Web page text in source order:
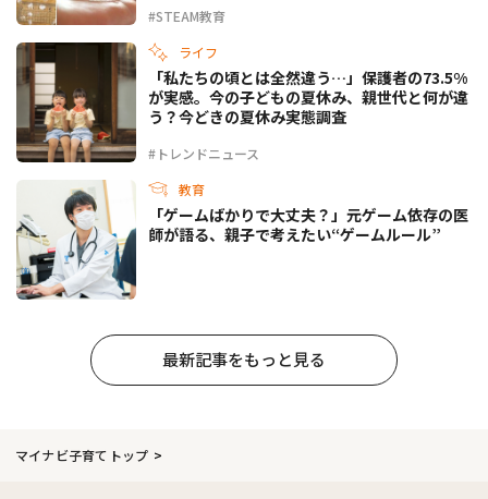
#STEAM教育
ライフ
#トレンドニュース
「私たちの頃とは全然違う…」保護者の73.5%
が実感。今の子どもの夏休み、親世代と何が違
う？今どきの夏休み実態調査
教育
「ゲームばかりで大丈夫？」元ゲーム依存の医
師が語る、親子で考えたい“ゲームルール”
最新記事をもっと見る
マイナビ子育てトップ